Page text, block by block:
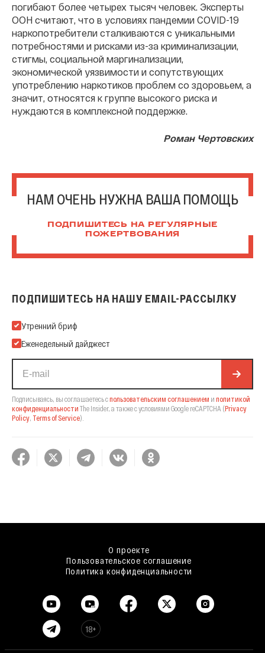
погибают более четырех тысяч человек. Эксперты
ООН считают, что в условиях пандемии COVID-19
наркопотребители сталкиваются c уникальными
потребностями и рисками из-за криминализации,
стигмы, социальной маргинализации,
экономической уязвимости и сопутствующих
употреблению наркотиков проблем со здоровьем, а
значит, относятся к группе высокого риска и
нуждаются в комплексной поддержке.
Роман Чертовских
НАМ ОЧЕНЬ НУЖНА ВАША ПОМОЩЬ
ПОДПИШИТЕСЬ НА РЕГУЛЯРНЫЕ
ПОЖЕРТВОВАНИЯ
ПОДПИШИТЕСЬ НА НАШУ EMAIL-РАССЫЛКУ
Подпишитесь на нашу Email-рассылку
Утренний бриф
Еженедельный дайджест
Подписываясь, вы соглашаетесь спользовательским соглашением и политикой
конфиденциальности The Insider, а также с условиями Google reCAPTCHA (Privacy
Policy, Terms of Service).
О проекте
Пользовательское соглашение
Политика конфиденциальности
18+